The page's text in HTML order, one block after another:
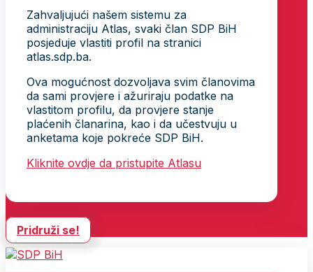
Zahvaljujući našem sistemu za
administraciju Atlas, svaki član SDP BiH
posjeduje vlastiti profil na stranici
atlas.sdp.ba.
Ova mogućnost dozvoljava svim članovima
da sami provjere i ažuriraju podatke na
vlastitom profilu, da provjere stanje
plaćenih članarina, kao i da učestvuju u
anketama koje pokreće SDP BiH.
Kliknite ovdje da pristupite Atlasu
Pridruži se!